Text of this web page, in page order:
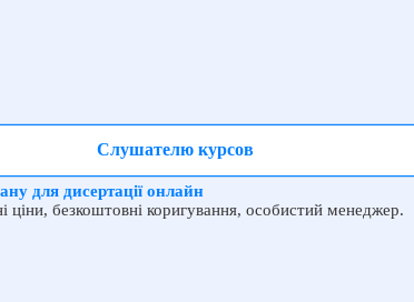
Слушателю курсов
для дисертації онлайн
безкоштовні коригування, особистий менеджер.